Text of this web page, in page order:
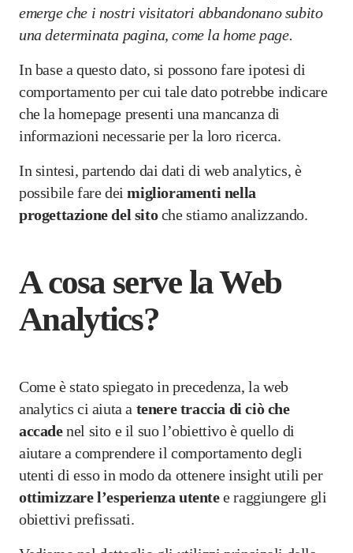
emerge che i nostri visitatori abbandonano subito
una determinata pagina, come la home page.
In base a questo dato, si possono fare ipotesi di
comportamento per cui tale dato potrebbe indicare
che la homepage presenti una mancanza di
informazioni necessarie per la loro ricerca.
In sintesi, partendo dai dati di web analytics, è
possibile fare deimiglioramenti nella
progettazione del sitoche stiamo analizzando.
A cosa serve la Web
Analytics?
Come è stato spiegato in precedenza, la web
analytics ci aiuta a tenere traccia di ciò che
accadenel sito e il suo l’obiettivo è quello di
aiutare a comprendere il comportamento degli
utenti di esso in modo da ottenere insight utili per
ottimizzare l’esperienza utentee raggiungere gli
obiettivi prefissati.